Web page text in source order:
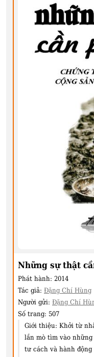
Những sự thật
Phát hành: 2014
Tác giả: Đặng Chí Hùng
Người gửi: Đặng Chí
Số trang: 507
Giới thiệu: Khởi từ
lần mò tìm vào
tư cách và hành